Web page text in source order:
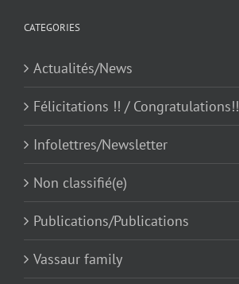
CATEGORIES
Actualités/News
Félicitations !! / Congratulations!!
Infolettres/Newsletter
Non classifié(e)
Publications/Publications
Vassaur family